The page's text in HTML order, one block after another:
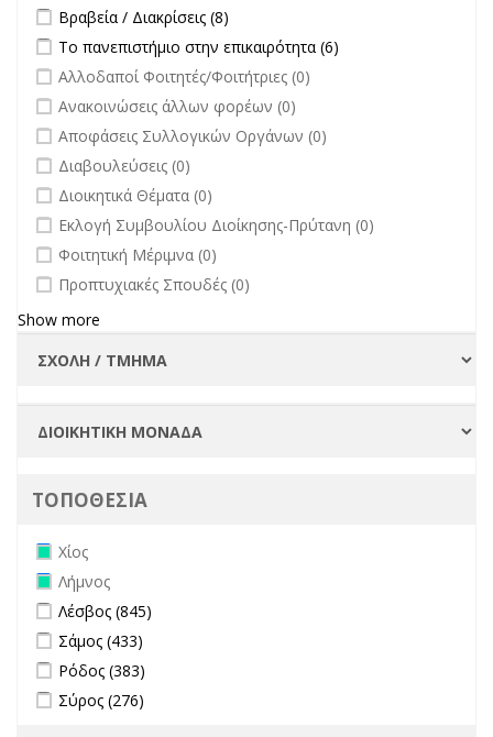
Apply Βραβεία / Διακρίσεις filter
Βραβεία / Διακρίσεις (8)
Apply Το πανεπιστήμιο στην επικαιρότητα filter
Το πανεπιστήμιο στην επικαιρότητα (6)
undefined
Αλλοδαποί Φοιτητές/Φοιτήτριες (0)
undefined
Ανακοινώσεις άλλων φορέων (0)
undefined
Αποφάσεις Συλλογικών Οργάνων (0)
undefined
Διαβουλεύσεις (0)
undefined
Διοικητικά Θέματα (0)
undefined
Εκλογή Συμβουλίου Διοίκησης-Πρύτανη (0)
undefined
Φοιτητική Μέριμνα (0)
undefined
Προπτυχιακές Σπουδές (0)
Show more
ΤΟΠΟΘΕΣΙΑ
Remove Χίος filter
Χίος
Remove Λήμνος filter
Λήμνος
Apply Λέσβος filter
Λέσβος (845)
Apply Σάμος filter
Σάμος (433)
Apply Ρόδος filter
Ρόδος (383)
Apply Σύρος filter
Σύρος (276)